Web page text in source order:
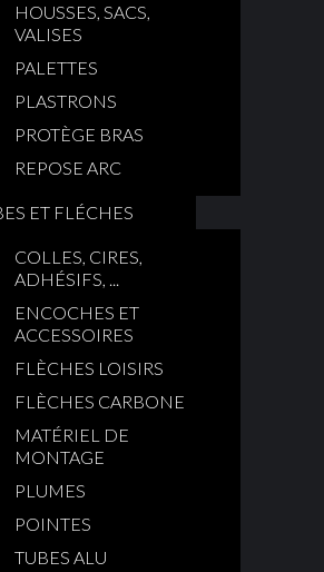
HOUSSES, SACS,
VALISES
PALETTES
PLASTRONS
PROTÈGE BRAS
REPOSE ARC
ET FLÉCHES
COLLES, CIRES,
ADHÉSIFS, ...
ENCOCHES ET
ACCESSOIRES
FLÈCHES LOISIRS
FLÈCHES CARBONE
MATÉRIEL DE
MONTAGE
PLUMES
POINTES
TUBES ALU